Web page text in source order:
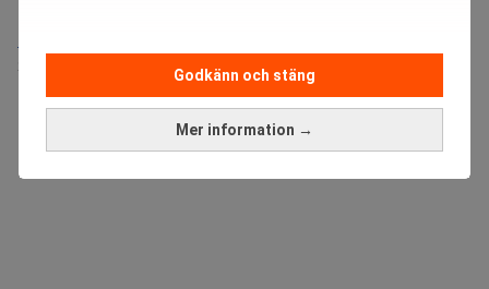
Mer information →
Godkänn och stäng
Sista ansökningsdag:13/06/2026